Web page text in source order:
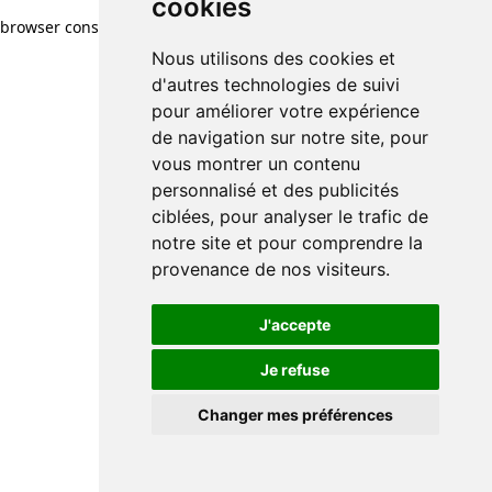
cookies
Nous utilisons des cookies et
d'autres technologies de suivi
pour améliorer votre expérience
de navigation sur notre site, pour
vous montrer un contenu
personnalisé et des publicités
ciblées, pour analyser le trafic de
notre site et pour comprendre la
provenance de nos visiteurs.
J'accepte
Je refuse
Changer mes préférences
browser console for more information)